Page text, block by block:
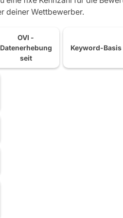
deiner Wettbewerber.
OVI -
Datenerhebung
seit
Keyword-Basis